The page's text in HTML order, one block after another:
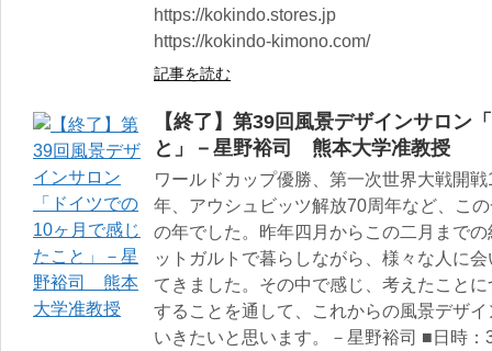
https://kokindo.stores.jp
https://kokindo-kimono.com/
記事を読む
【終了】第39回風景デザインサロン
と」－星野裕司 熊本大学准教授
ワールドカップ優勝、第一次世界大戦開
年、アウシュビッツ解放70周年など、こ
の年でした。昨年四月からこの二月まで
ットガルトで暮らしながら、様々な人に
てきました。その中で感じ、考えたこと
することを通して、これからの風景デザ
いきたいと思います。－星野裕司 ■日時